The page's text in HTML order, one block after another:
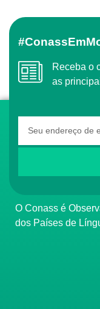
Receba o conteúdo semanal do Conass com
as
O Conass é Observador Consultivo da Comunidade
dos Países de